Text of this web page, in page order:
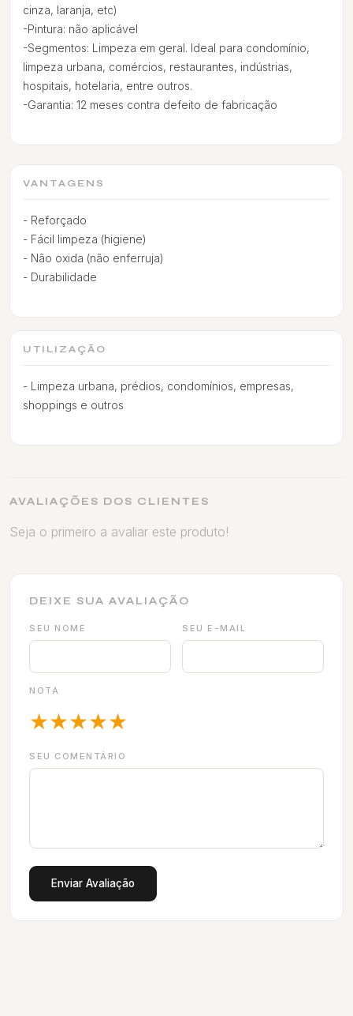
cinza, laranja, etc)
-Pintura: não aplicável
-Segmentos: Limpeza em geral. Ideal para condomínio,
limpeza urbana, comércios, restaurantes, indústrias,
hospitais, hotelaria, entre outros.
-Garantia: 12 meses contra defeito de fabricação
VANTAGENS
- Reforçado
- Fácil limpeza (higiene)
- Não oxida (não enferruja)
- Durabilidade
UTILIZAÇÃO
- Limpeza urbana, prédios, condomínios, empresas,
shoppings e outros
AVALIAÇÕES DOS CLIENTES
Seja o primeiro a avaliar este produto!
DEIXE SUA AVALIAÇÃO
SEU NOME SEU E-MAIL
NOTA
★★★★★
SEU COMENTÁRIO
Enviar Avaliação